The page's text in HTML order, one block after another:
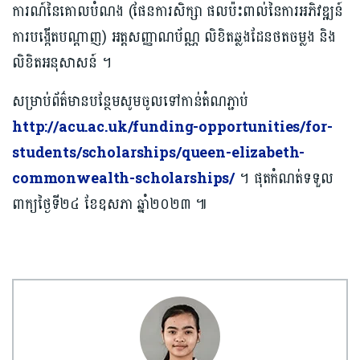
ការណ៍នៃគោលបំណង (ផែនការសិក្សា ផលប៉ះពាល់នៃការអភិវឌ្ឍន៍
ការបង្កើតបណ្តាញ) អត្តសញ្ញាណប័ណ្ណ លិខិតឆ្លងដែនថតចម្លង និង
លិខិតអនុសាសន៍ ។
សម្រាប់ព័ត៌មានបន្ថែមសូមចូលទៅកាន់តំណភ្ជាប់
http://acu.ac.uk/funding-opportunities/for-
students/scholarships/queen-elizabeth-
commonwealth-scholarships/។ ផុតកំណត់ទទួល
ពាក្យថ្ងៃទី២៤ ខែឧសភា ឆ្នាំ២០២៣ ៕